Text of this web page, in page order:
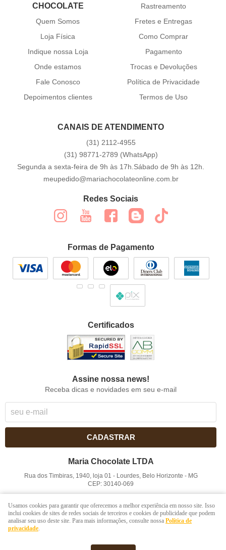
CHOCOLATE
Quem Somos
Loja Física
Indique nossa Loja
Onde estamos
Fale Conosco
Depoimentos clientes
Rastreamento
Fretes e Entregas
Como Comprar
Pagamento
Trocas e Devoluções
Política de Privacidade
Termos de Uso
CANAIS DE ATENDIMENTO
(31) 2112-4955
(31) 98771-2789 (WhatsApp)
Segunda a sexta-feira de 9h às 17h.Sábado de 9h às 12h.
meupedido@mariachocolateonline.com.br
Redes Sociais
Formas de Pagamento
Certificados
Assine nossa news!
Receba dicas e novidades em seu e-mail
CADASTRAR
Maria Chocolate LTDA
Rua dos Timbiras, 1940, loja 01 - Lourdes, Belo Horizonte - MG
CEP: 30140-069
LOJA VIRTUAL CRIADA POR
Usamos cookies para garantir que oferecemos a melhor experiência em nosso site. Isso
inclui cookies de sites de redes sociais de terceiros e cookies de publicidade que podem
analisar seu uso deste site. Para mais informações, consulte nossa Política de
privacidade.